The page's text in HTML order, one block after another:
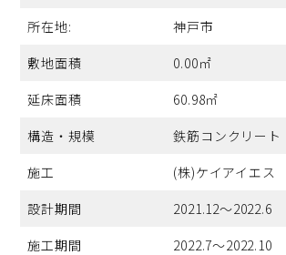
所在地:
神戸市
敷地面積
0.00㎡
延床面積
60.98㎡
構造・規模
鉄筋コンクリート
施工
(株)ケイアイエス
設計期間
2021.12～2022.6
施工期間
2022.7～2022.10